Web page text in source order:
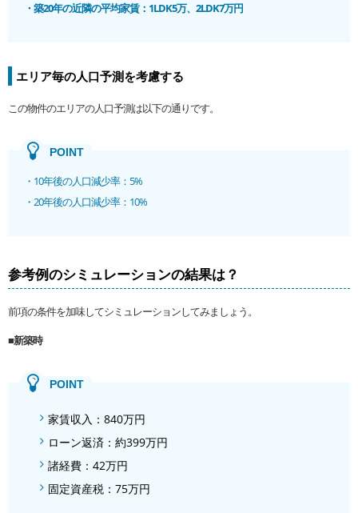
・築20年の近隣の平均家賃：1LDK5万、2LDK7万円
エリア毎の人口予測を考慮する
この物件のエリアの人口予測は以下の通りです。
・10年後の人口減少率：5%
・20年後の人口減少率：10%
参考例のシミュレーションの結果は？
前項の条件を加味してシミュレーションしてみましょう。
■新築時
家賃収入：840万円
ローン返済：約399万円
諸経費：42万円
固定資産税：75万円